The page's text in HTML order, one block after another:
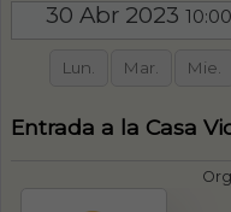
30 Abr 202310:00
Lun. Mar. Mie.
Entrada a la Casa